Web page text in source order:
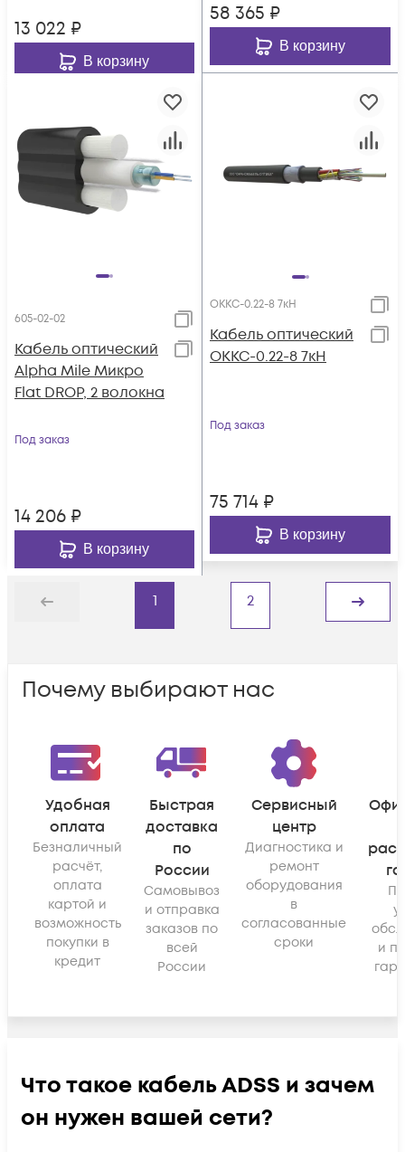
13 022 ₽
В корзину
58 365 ₽
В корзину
605-02-02
Кабель оптический
Alpha Mile Микро
Flat DROP, 2 волокна
Под заказ
14 206 ₽
В корзину
ОККС-0.22-8 7кН
Кабель оптический
ОККС-0.22-8 7кН
Под заказ
75 714 ₽
В корзину
Назад
1 2
Дальше
Почему выбирают нас
Удобная
оплата
Безналичный
расчёт,
оплата
картой и
возможность
покупки в
кредит
Быстрая
доставка
по
России
Самовывоз
и отправка
заказов по
всей
России
Сервисный
центр
Диагностика и
ремонт
оборудования
в
согласованные
сроки
и
Что такое кабель ADSS и зачем
он нужен вашей сети?